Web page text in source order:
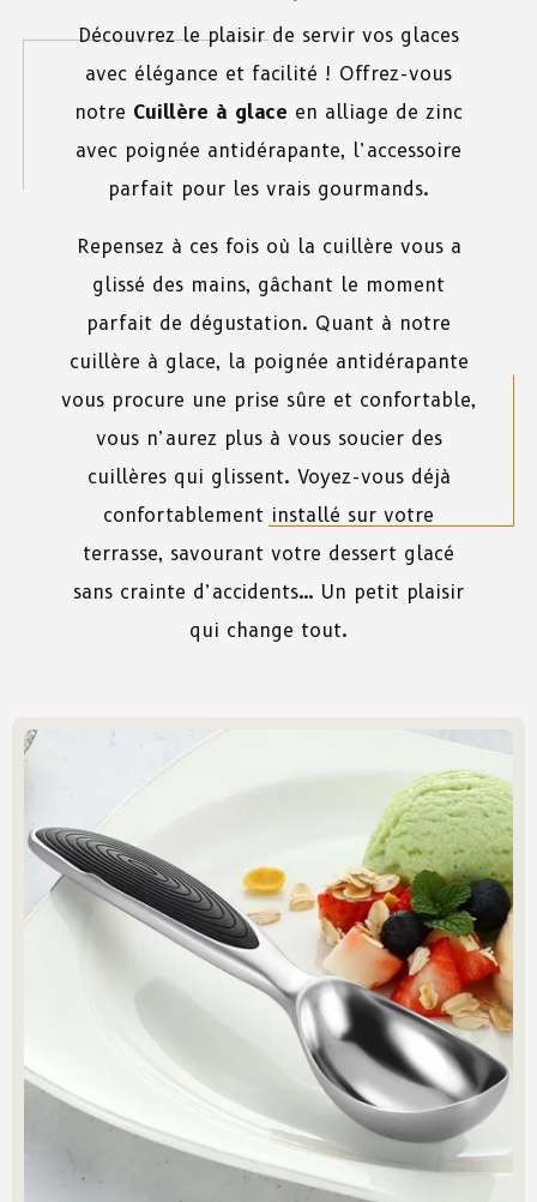
Découvrez le plaisir de servir vos glaces
avec élégance et facilité ! Offrez-vous
notre Cuillère à glace en alliage de zinc
avec poignée antidérapante, l’accessoire
parfait pour les vrais gourmands.
Repensez à ces fois où la cuillère vous a
glissé des mains, gâchant le moment
parfait de dégustation. Quant à notre
cuillère à glace, la poignée antidérapante
vous procure une prise sûre et confortable,
vous n’aurez plus à vous soucier des
cuillères qui glissent. Voyez-vous déjà
confortablement installé sur votre
terrasse, savourant votre dessert glacé
sans crainte d’accidents… Un petit plaisir
qui change tout.